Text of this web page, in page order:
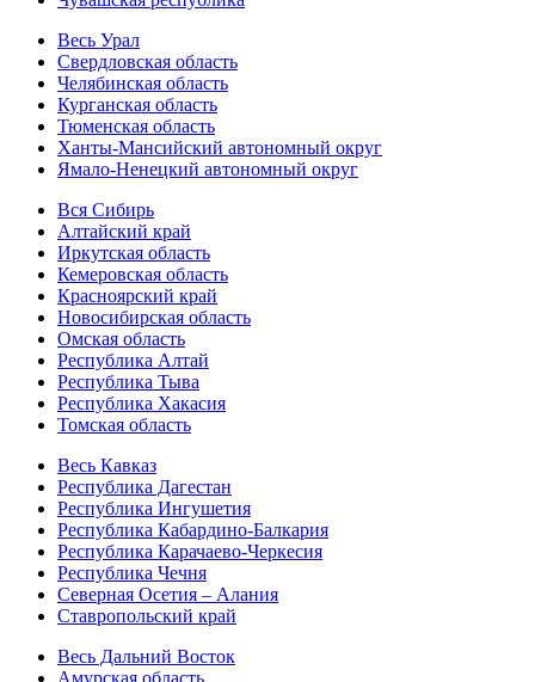
Весь Урал
Свердловская область
Челябинская область
Курганская область
Тюменская область
Ханты-Мансийский автономный округ
Ямало-Ненецкий автономный округ
Вся Сибирь
Алтайский край
Иркутская область
Кемеровская область
Красноярский край
Новосибирская область
Омская область
Республика Алтай
Республика Тыва
Республика Хакасия
Томская область
Весь Кавказ
Республика Дагестан
Республика Ингушетия
Республика Кабардино-Балкария
Республика Карачаево-Черкесия
Республика Чечня
Северная Осетия – Алания
Ставропольский край
Весь Дальний Восток
Амурская область